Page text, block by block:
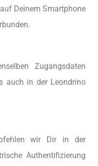
Deinem Smartphone
Zugangsdaten
auch in der Leondrino
wir Dir in der
Authentifizierung